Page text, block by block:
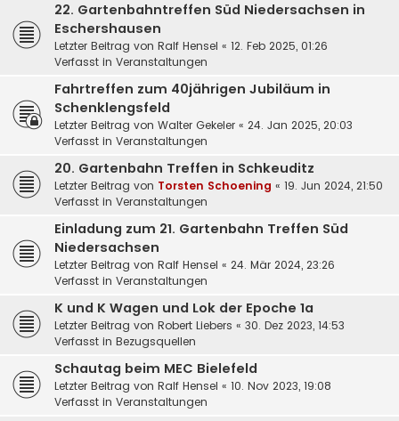
22. Gartenbahntreffen Süd Niedersachsen in
Eschershausen
Letzter Beitrag von Ralf Hensel « 12. Feb 2025, 01:26
Verfasst in Veranstaltungen
Fahrtreffen zum 40jährigen Jubiläum in
Schenklengsfeld
Letzter Beitrag von Walter Gekeler « 24. Jan 2025, 20:03
Verfasst in Veranstaltungen
20. Gartenbahn Treffen in Schkeuditz
Letzter Beitrag von Torsten Schoening « 19. Jun 2024, 21:50
Verfasst in Veranstaltungen
Einladung zum 21. Gartenbahn Treffen Süd
Niedersachsen
Letzter Beitrag von Ralf Hensel « 24. Mär 2024, 23:26
Verfasst in Veranstaltungen
K und K Wagen und Lok der Epoche 1a
Letzter Beitrag von Robert Liebers « 30. Dez 2023, 14:53
Verfasst in Bezugsquellen
Schautag beim MEC Bielefeld
Letzter Beitrag von Ralf Hensel « 10. Nov 2023, 19:08
Verfasst in Veranstaltungen